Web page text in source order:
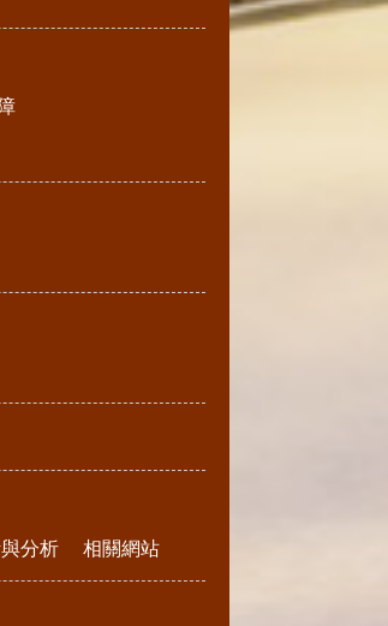
分析 相關網站